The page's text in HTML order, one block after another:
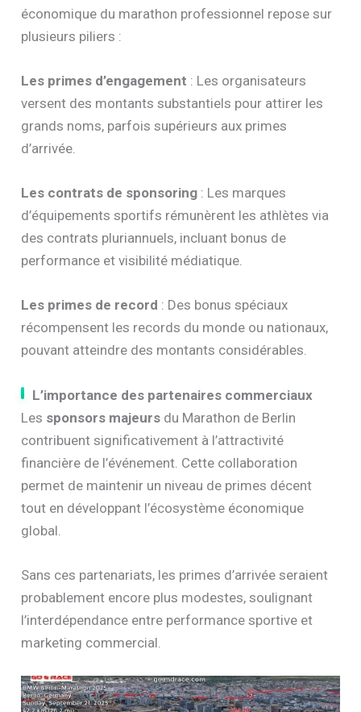
économique du marathon professionnel repose sur
plusieurs piliers :
Les primes d’engagement : Les organisateurs
versent des montants substantiels pour attirer les
grands noms, parfois supérieurs aux primes
d’arrivée.
Les contrats de sponsoring : Les marques
d’équipements sportifs rémunèrent les athlètes via
des contrats pluriannuels, incluant bonus de
performance et visibilité médiatique.
Les primes de record : Des bonus spéciaux
récompensent les records du monde ou nationaux,
pouvant atteindre des montants considérables.
L’importance des partenaires commerciaux
Les sponsors majeurs du Marathon de Berlin
contribuent significativement à l’attractivité
financière de l’événement. Cette collaboration
permet de maintenir un niveau de primes décent
tout en développant l’écosystème économique
global.
Sans ces partenariats, les primes d’arrivée seraient
probablement encore plus modestes, soulignant
l’interdépendance entre performance sportive et
marketing commercial.